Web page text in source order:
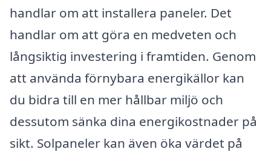
handlar om att installera paneler. Det
handlar om att göra en medveten och
långsiktig investering i framtiden. Genom
att använda förnybara energikällor kan
du bidra till en mer hållbar miljö och
dessutom sänka dina energikostnader på
sikt. Solpaneler kan även öka värdet på